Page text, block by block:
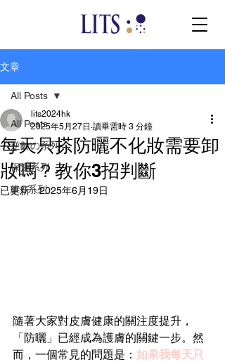
文章
All Posts
逆齡の系列
保濕系列
維C系列
All Posts
每天只搽防曬不化妝需要卸
妝嗎？教你3招判斷
lits2024hk
2025年5月27日 讀畢需時 3 分鐘
已更新：2025年6月19日
隨著大家對皮膚健康的關注度提升，
「防曬」已經成為護膚的關鍵一步。然
而，一個常見的問題是： 如果我每天只